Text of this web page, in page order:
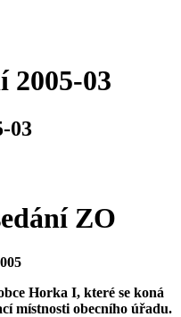
2005-03
03
ZO
Horka I, které se koná
místnosti obecního úřadu.